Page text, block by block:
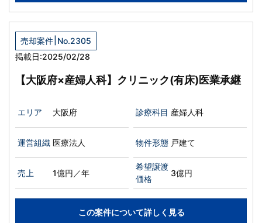
売却案件 No.2305
掲載日:2025/02/28
【大阪府×産婦人科】クリニック(有床)医業承継
エリア 大阪府 診療科目 産婦人科
運営組織 医療法人 物件形態 戸建て
売上 1億円／年
希望譲渡
価格
3億円
この案件について詳しく見る